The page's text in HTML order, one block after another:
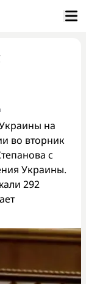
на
во вторник
с
Украины.
292